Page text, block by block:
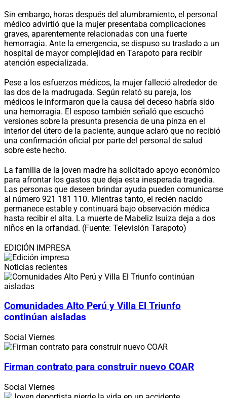
Sin embargo, horas después del alumbramiento, el personal
médico advirtió que la mujer presentaba complicaciones
graves, aparentemente relacionadas con una fuerte
hemorragia. Ante la emergencia, se dispuso su traslado a un
hospital de mayor complejidad en Tarapoto para recibir
atención especializada.
Pese a los esfuerzos médicos, la mujer falleció alrededor de
las dos de la madrugada. Según relató su pareja, los
médicos le informaron que la causa del deceso habría sido
una hemorragia. El esposo también señaló que escuchó
versiones sobre la presunta presencia de una pinza en el
interior del útero de la paciente, aunque aclaró que no recibió
una confirmación oficial por parte del personal de salud
sobre este hecho.
La familia de la joven madre ha solicitado apoyo económico
para afrontar los gastos que deja esta inesperada tragedia.
Las personas que deseen brindar ayuda pueden comunicarse
al número 921 181 110. Mientras tanto, el recién nacido
permanece estable y continuará bajo observación médica
hasta recibir el alta. La muerte de Mabeliz Isuiza deja a dos
niños en la orfandad. (Fuente: Televisión Tarapoto)
EDICIÓN IMPRESA
Noticias recientes
Comunidades Alto Perú y Villa El Triunfo
continúan aisladas
Social Viernes
Firman contrato para construir nuevo COAR
Social Viernes